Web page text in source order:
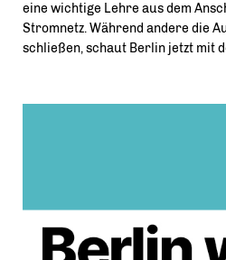
eine wichtige Lehre aus dem
Stromnetz. Während andere die
schließen, schaut Berlin jetzt mit